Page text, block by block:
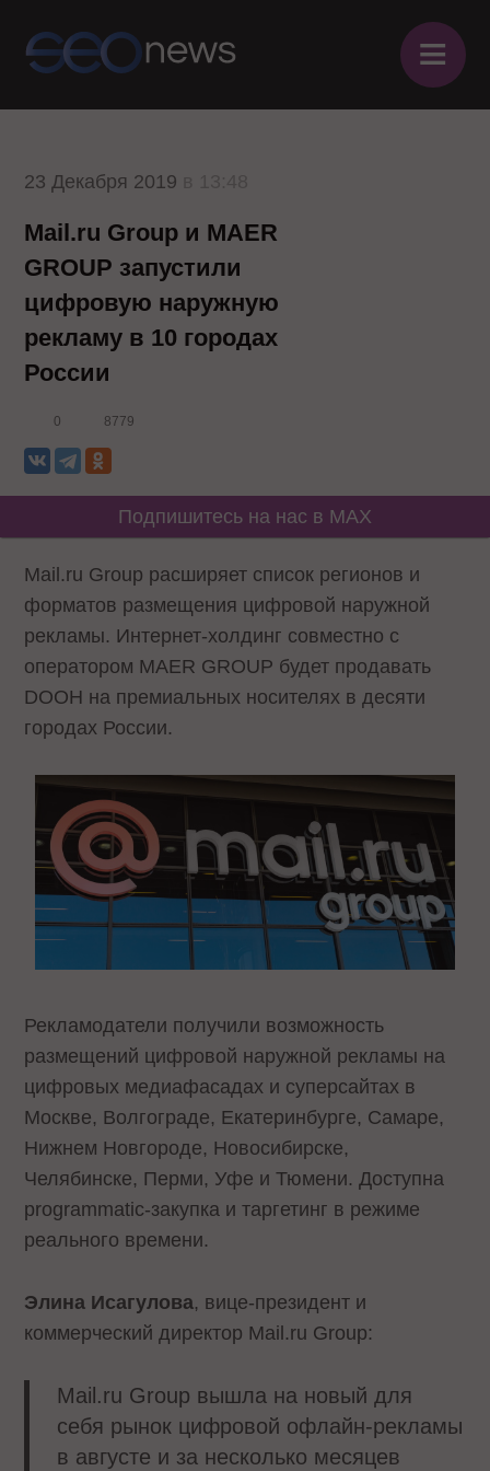
≡
23 Декабря 2019
Mail.ru Group и MAER
GROUP запустили
цифровую наружную
рекламу в 10 городах
России
0 8779
Подпишитесь на нас в MAX
Mail.ru Group расширяет список регионов и
форматов размещения цифровой наружной
рекламы. Интернет-холдинг совместно с
оператором MAER GROUP будет продавать
DOOH на премиальных носителях в десяти
городах России.
Рекламодатели получили возможность
размещений цифровой наружной рекламы на
цифровых медиафасадах и суперсайтах в
Москве, Волгограде, Екатеринбурге, Самаре,
Нижнем Новгороде, Новосибирске,
Челябинске, Перми, Уфе и Тюмени. Доступна
programmatic-закупка и таргетинг в режиме
реального времени.
Элина Исагулова, вице-президент и
коммерческий директор Mail.ru Group:
Mail.ru Group вышла на новый для
себя рынок цифровой офлайн-рекламы
в августе и за несколько месяцев